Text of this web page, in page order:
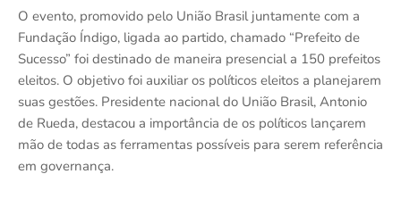
O evento, promovido pelo União Brasil juntamente com a
Fundação Índigo, ligada ao partido, chamado “Prefeito de
Sucesso” foi destinado de maneira presencial a 150 prefeitos
eleitos. O objetivo foi auxiliar os políticos eleitos a planejarem
suas gestões. Presidente nacional do União Brasil, Antonio
de Rueda, destacou a importância de os políticos lançarem
mão de todas as ferramentas possíveis para serem referência
em governança.